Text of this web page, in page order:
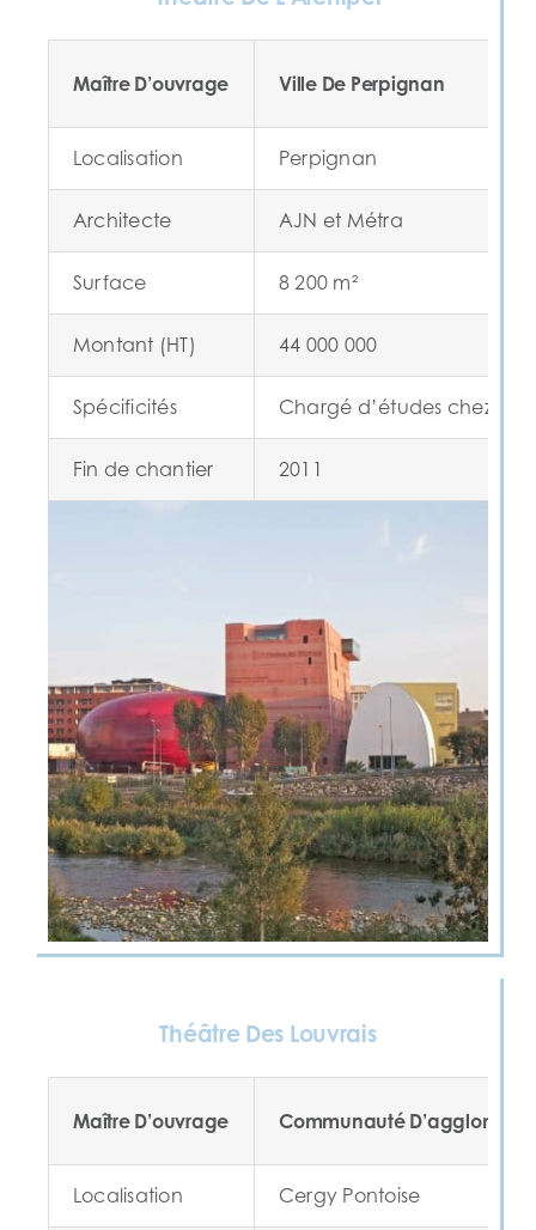
Maître D’ouvrage Ville De Perpignan
Localisation Perpignan
Architecte AJN et Métra
Surface 8 200 m²
Montant (HT) 44 000 000
Spécificités Chargé d’études chez
Fin de chantier 2011
Théâtre Des Louvrais
Maître D’ouvrage Communauté
Localisation Cergy Pontoise